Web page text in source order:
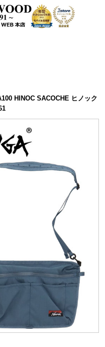
HINOC SACOCHE ヒノック